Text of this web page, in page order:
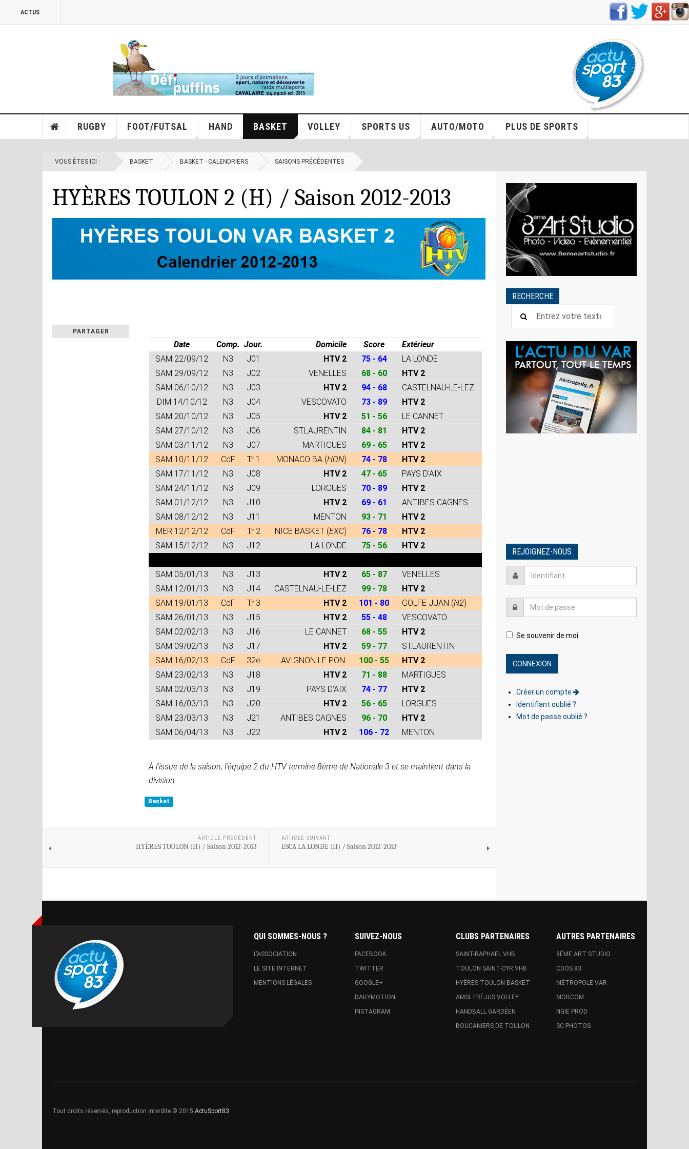
ACTUS
RUGBY FOOT/FUTSAL HAND BASKET VOLLEY SPORTS US AUTO/MOTO PLUS DE SPORTS
VOUS ÊTES ICI : BASKET BASKET - CALENDRIERS SAISONS PRÉCÉDENTES
HYÈRES TOULON 2 (H) / Saison 2012-2013
PARTAGER
Date Comp. Jour. Domicile Score
Extérieur
SAM 22/09/12
N3 J01 HTV 2 75 - 64
LA LONDE
SAM 29/09/12
N3 J02 VENELLES 68 - 60
HTV 2
SAM 06/10/12
N3 J03 HTV 2 94 - 68
CASTELNAU-LE-LEZ
DIM 14/10/12
N3 J04 VESCOVATO 73 - 89
HTV 2
SAM 20/10/12
N3 J05 HTV 2 51 - 56
LE CANNET
SAM 27/10/12
N3 J06 ST.LAURENTIN 84 - 81
HTV 2
SAM 03/11/12
N3 J07 MARTIGUES 69 - 65
HTV 2
SAM 10/11/12
CdF Tr 1 MONACO BA (HON) 74 - 78
HTV 2
SAM 17/11/12
N3 J08 HTV 2 47 - 65
PAYS D'AIX
SAM 24/11/12
N3 J09 LORGUES 70 - 89
HTV 2
SAM 01/12/12
N3 J10 HTV 2 69 - 61
ANTIBES CAGNES
SAM 08/12/12
N3 J11 MENTON 93 - 71
HTV 2
MER 12/12/12
CdF Tr 2 NICE BASKET (EXC) 76 - 78
HTV 2
SAM 15/12/12
N3 J12 LA LONDE 75 - 56 HTV 2
SAM 05/01/13 N3 J13 HTV 2 65 - 87
VENELLES
SAM 12/01/13
N3 J14 CASTELNAU-LE-LEZ 99 - 78
HTV 2
SAM 19/01/13
CdF Tr 3 HTV 2 101 - 80 GOLFE JUAN (N2)
SAM 26/01/13
N3 J15 HTV 2 55 - 48
VESCOVATO
SAM 02/02/13
N3 J16 LE CANNET 68 - 55
HTV 2
SAM 09/02/13
N3 J17 HTV 2 59 - 77
ST.LAURENTIN
SAM 16/02/13
CdF 32e AVIGNON LE PON. 100 - 55
HTV 2
SAM 23/02/13
N3 J18 HTV 2 71 - 88
MARTIGUES
SAM 02/03/13
N3 J19 PAYS D'AIX 74 - 77
HTV 2
SAM 16/03/13
N3 J20 HTV 2 56 - 65
LORGUES
SAM 23/03/13
N3 J21 ANTIBES CAGNES 96 - 70
HTV 2
SAM 06/04/13
N3 J22 HTV 2 106 - 72 MENTON
À l'issue de la saison, l'équipe 2 du HTV termine 8ème de Nationale 3 et se maintient dans la
division.
Basket
ARTICLE PRÉCÉDENT
HYÈRES TOULON (H) / Saison 2012-2013
ARTICLE SUIVANT
ESCA LA LONDE (H) / Saison 2012-2013
RECHERCHE
REJOIGNEZ-NOUS
Se souvenir de moi
Créer un compte
Identifiant oublié ?
Mot de passe oublié ?
QUI SOMMES-NOUS ?
L'ASSOCIATION
LE SITE INTERNET
MENTIONS LÉGALES
SUIVEZ-NOUS
FACEBOOK
TWITTER
GOOGLE+
DAILYMOTION
INSTAGRAM
CLUBS PARTENAIRES
SAINT-RAPHAËL VHB
TOULON SAINT-CYR VHB
HYÈRES TOULON BASKET
AMSL FRÉJUS VOLLEY
HANDBALL GARDÉEN
BOUCANIERS DE TOULON
AUTRES PARTENAIRES
8ÈME ART STUDIO
CDOS 83
MÉTROPOLE VAR
MOBCOM
NGIE PROD
SC-PHOTOS
Tout droits réservés, reproduction interdite © 2015 ActuSport83